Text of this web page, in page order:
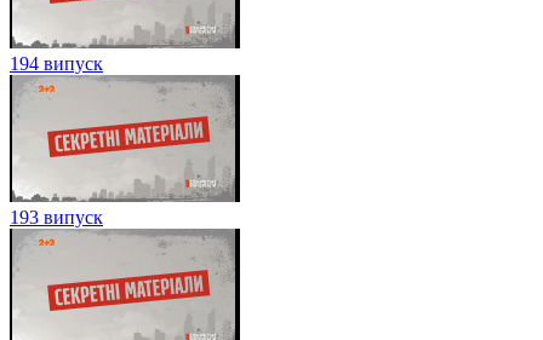
194 випуск
193 випуск